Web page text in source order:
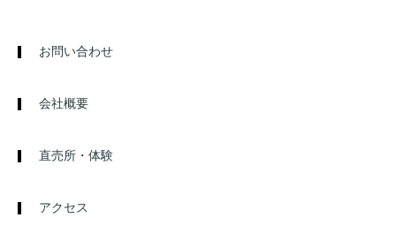
お問い合わせ
会社概要
直売所・体験
アクセス